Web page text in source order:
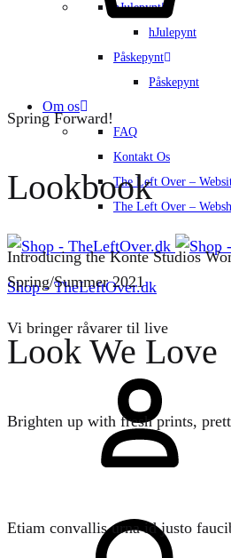
hJulepynt
hJulepynt
Påskepynt
Påskepynt
Om os
FAQ
Kontakt Os
The Left Over –
The Left Over –
Shop - TheLeftOver.dk
Vi bringer råvarer til live
Spring Forward!
Lookbook
Introducing the Konte Studios
Spring/Summer 2021
Look We Love
Brighten up with fresh prints,
Etiam convallis urna id justo